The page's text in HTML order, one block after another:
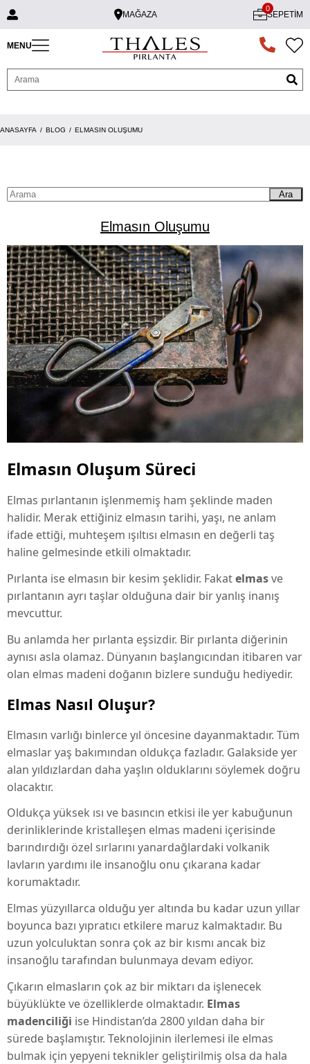
MAĞAZA SEPETIM
0
MENU
ANASAYFA BLOG ELMASIN OLUŞUMU
Ara
Elmasın Oluşumu
Elmasın Oluşum Süreci
Elmas pırlantanın işlenmemiş ham şeklinde maden
halidir. Merak ettiğiniz elmasın tarihi, yaşı, ne anlam
ifade ettiği, muhteşem ışıltısı elmasın en değerli taş
haline gelmesinde etkili olmaktadır.
Pırlanta ise elmasın bir kesim şeklidir. Fakatelmasve
pırlantanın ayrı taşlar olduğuna dair bir yanlış inanış
mevcuttur.
Bu anlamda her pırlanta eşsizdir. Bir pırlanta diğerinin
aynısı asla olamaz. Dünyanın başlangıcından itibaren var
olan elmas madeni doğanın bizlere sunduğu hediyedir.
Elmas Nasıl Oluşur?
Elmasın varlığı binlerce yıl öncesine dayanmaktadır. Tüm
elmaslar yaş bakımından oldukça fazladır. Galakside yer
alan yıldızlardan daha yaşlın olduklarını söylemek doğru
olacaktır.
Oldukça yüksek ısı ve basıncın etkisi ile yer kabuğunun
derinliklerinde kristalleşen elmas madeni içerisinde
barındırdığı özel sırlarını yanardağlardaki volkanik
lavların yardımı ile insanoğlu onu çıkarana kadar
korumaktadır.
Elmas yüzyıllarca olduğu yer altında bu kadar uzun yıllar
boyunca bazı yıpratıcı etkilere maruz kalmaktadır. Bu
uzun yolculuktan sonra çok az bir kısmı ancak biz
insanoğlu tarafından bulunmaya devam ediyor.
Çıkarın elmasların çok az bir miktarı da işlenecek
büyüklükte ve özelliklerde olmaktadır. Elmas
madenciliği ise Hindistan’da 2800 yıldan daha bir
sürede başlamıştır. Teknolojinin ilerlemesi ile elmas
bulmak için yepyeni teknikler geliştirilmiş olsa da hala